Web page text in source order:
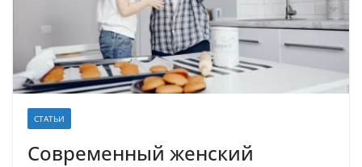
СТАТЬИ
Современный женский